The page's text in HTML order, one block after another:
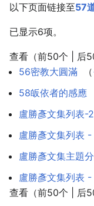
以下页面链接至57
已显示6项。
查看（前50个 后
56密教大圓滿
（
58皈依者的感應
盧勝彥文集列表-2
盧勝彥文集列表 -
盧勝彥文集主題
盧勝彥文集列表
查看（前50个 后